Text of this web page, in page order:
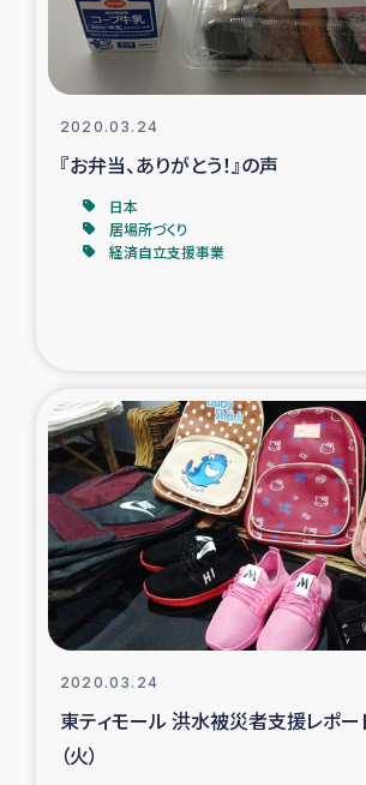
2020.03.24
『お弁当、ありがとう！』の声
日本
居場所づくり
経済自立支援事業
2020.03.24
東ティモール 洪水被災者支援レポー
（火）